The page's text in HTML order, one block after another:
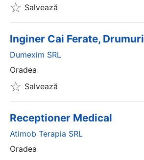
Salvează
Inginer Cai Ferate,
Dumexim SRL
Oradea
Salvează
Receptioner Medical
Atimob Terapia SRL
Oradea